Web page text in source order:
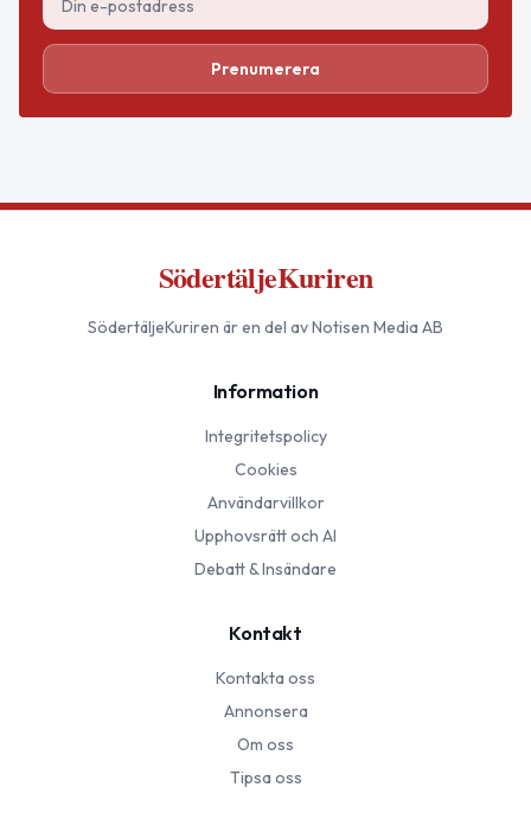
Prenumerera
SödertäljeKuriren
SödertäljeKuriren är en del av Notisen Media AB
Information
Integritetspolicy
Cookies
Användarvillkor
Upphovsrätt och AI
Debatt & Insändare
Kontakt
Kontakta oss
Annonsera
Om oss
Tipsa oss